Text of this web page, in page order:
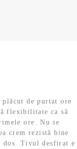
de purtat ore
flexibilitate ca să
ore. Nu se
crem rezistă bine
dos. Tivul desfirat e